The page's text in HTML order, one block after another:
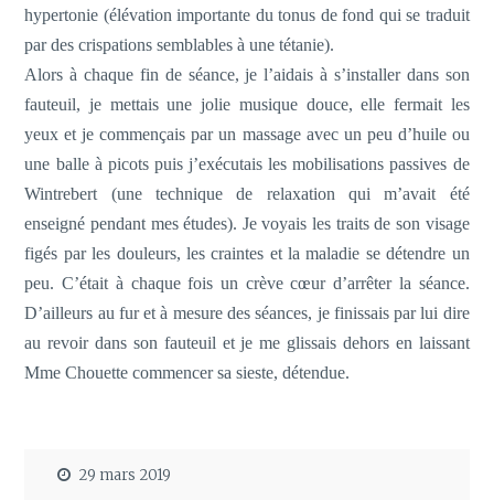
hypertonie (élévation importante du tonus de fond qui se traduit
par des crispations semblables à une tétanie).
Alors à chaque fin de séance, je l’aidais à s’installer dans son
fauteuil, je mettais une jolie musique douce, elle fermait les
yeux et je commençais par un massage avec un peu d’huile ou
une balle à picots puis j’exécutais les mobilisations passives de
Wintrebert (une technique de relaxation qui m’avait été
enseigné pendant mes études). Je voyais les traits de son visage
figés par les douleurs, les craintes et la maladie se détendre un
peu. C’était à chaque fois un crève cœur d’arrêter la séance.
D’ailleurs au fur et à mesure des séances, je finissais par lui dire
au revoir dans son fauteuil et je me glissais dehors en laissant
Mme Chouette commencer sa sieste, détendue.
29 mars 2019